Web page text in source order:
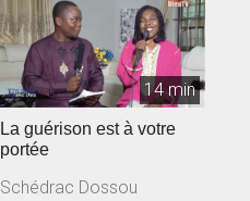
14 min
La guérison est à votre
portée
Schédrac Dossou